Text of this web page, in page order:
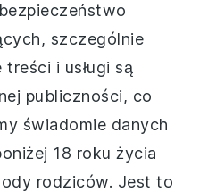
szczególnie
i usługi są
publiczności, co
świadomie danych
18 roku życia
rodziców. Jest to